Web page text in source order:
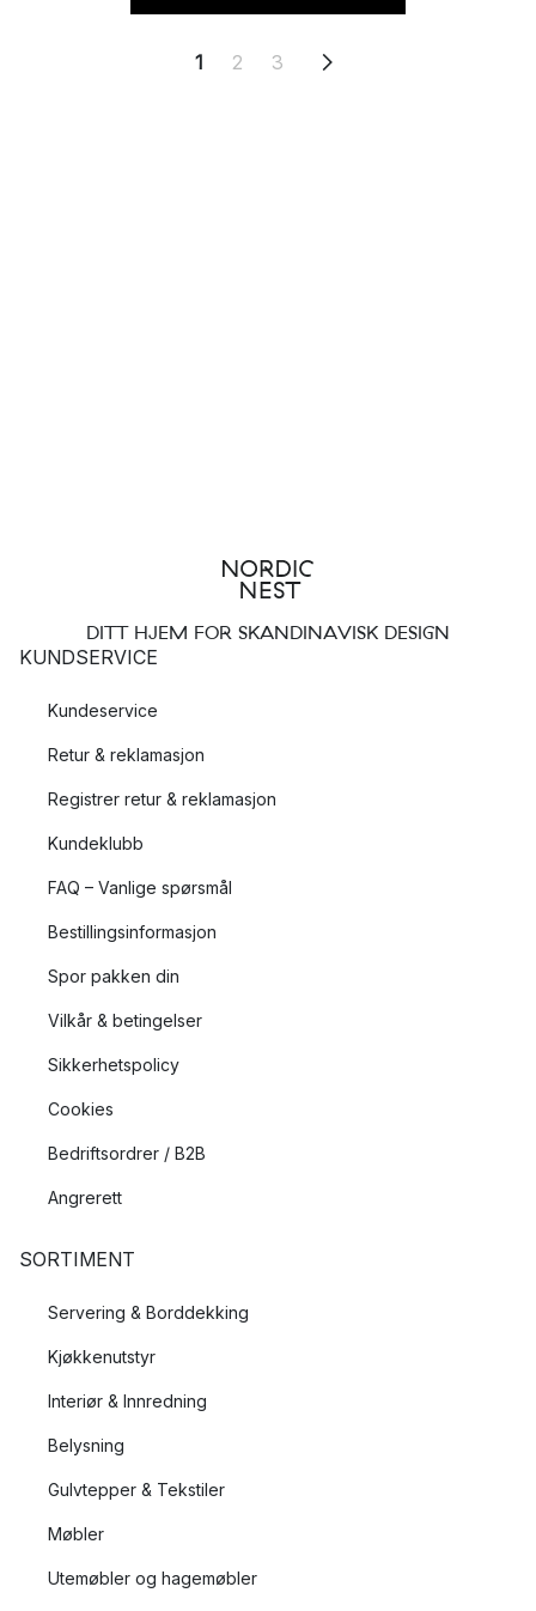
1 2 3
DITT HJEM FOR SKANDINAVISK DESIGN
KUNDSERVICE
Kundeservice
Retur & reklamasjon
Registrer retur & reklamasjon
Kundeklubb
FAQ – Vanlige spørsmål
Bestillingsinformasjon
Spor pakken din
Vilkår & betingelser
Sikkerhetspolicy
Cookies
Bedriftsordrer / B2B
Angrerett
SORTIMENT
Servering & Borddekking
Kjøkkenutstyr
Interiør & Innredning
Belysning
Gulvtepper & Tekstiler
Møbler
Utemøbler og hagemøbler